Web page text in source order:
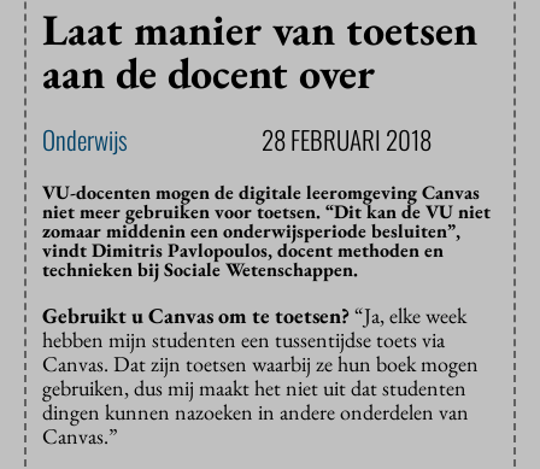
Laat manier van toetsen
aan de docent over
Onderwijs 28 FEBRUARI 2018
VU-docenten mogen de digitale leeromgeving Canvas
niet meer gebruiken voor toetsen. “Dit kan de VU niet
zomaar middenin een onderwijsperiode besluiten”,
vindt Dimitris Pavlopoulos, docent methoden en
technieken bij Sociale Wetenschappen.
Gebruikt u Canvas om te toetsen?“Ja, elke week
hebben mijn studenten een tussentijdse toets via
Canvas. Dat zijn toetsen waarbij ze hun boek mogen
gebruiken, dus mij maakt het niet uit dat studenten
dingen kunnen nazoeken in andere onderdelen van
Canvas.”